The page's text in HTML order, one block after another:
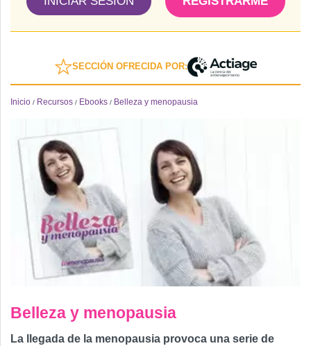
SECCIÓN OFRECIDA POR:
Inicio / Recursos / Ebooks / Belleza y menopausia
Belleza y menopausia
La llegada de la menopausia provoca una serie de